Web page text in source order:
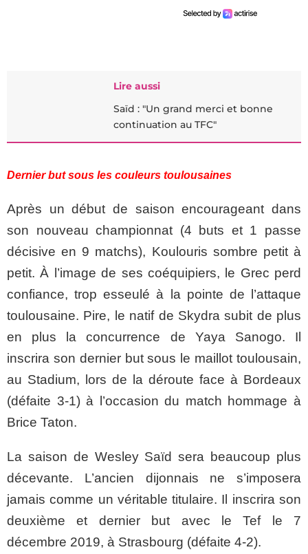
Lire aussi
Saïd : "Un grand merci et bonne
continuation au TFC"
Dernier but sous les couleurs toulousaines
Après un début de saison encourageant dans
son nouveau championnat (4 buts et 1 passe
décisive en 9 matchs), Koulouris sombre petit à
petit. À l’image de ses coéquipiers, le Grec perd
confiance, trop esseulé à la pointe de l’attaque
toulousaine. Pire, le natif de Skydra subit de plus
en plus la concurrence de Yaya Sanogo. Il
inscrira son dernier but sous le maillot toulousain,
au Stadium, lors de la déroute face à Bordeaux
(défaite 3-1) à l’occasion du match hommage à
Brice Taton.
La saison de Wesley Saïd sera beaucoup plus
décevante. L’ancien dijonnais ne s’imposera
jamais comme un véritable titulaire. Il inscrira son
deuxième et dernier but avec le Tef le 7
décembre 2019, à Strasbourg (défaite 4-2).